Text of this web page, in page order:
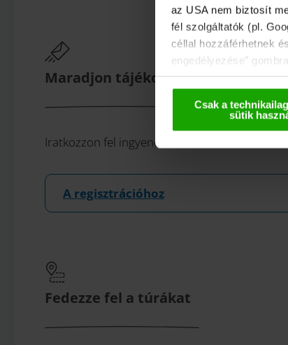
az USA nem biztosít
fél szolgáltatók (pl.
céllal hozzáférhetnek
engedélyezése”
Csak a
sütik
Maradjon tájékozott!
Iratkozzon fel ingyenes karintiai hírlevelünkre,
A regisztrációhoz
Fedezze fel a túrákat